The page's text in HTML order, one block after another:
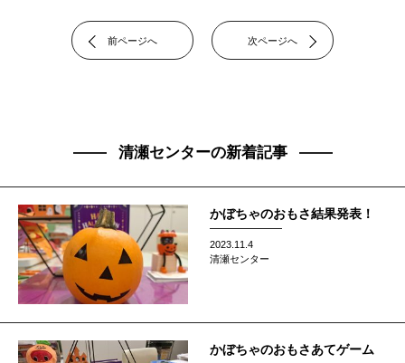
前ページへ 次ページへ
清瀬センターの新着記事
かぼちゃのおもさ結果発表！
2023.11.4
清瀬センター
かぼちゃのおもさあてゲーム